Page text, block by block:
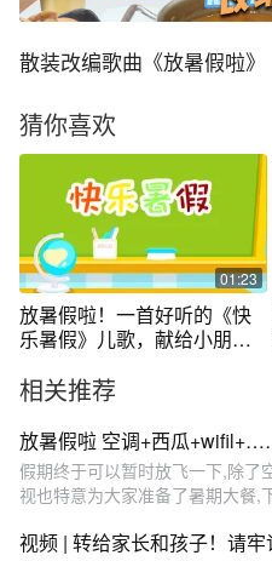
散装改编歌曲《放暑假啦》
猜你喜欢
01:23
放暑假啦！一首好听的《快
乐暑假》儿歌，献给小朋友
话，都做乖宝宝，不做熊孩
子！
相关推荐
放暑假啦 空调+西瓜
假期终于可以暂时放飞一下,除了
视也特意为大家准备了暑期大餐,
视频 | 转给家长和孩子！请牢